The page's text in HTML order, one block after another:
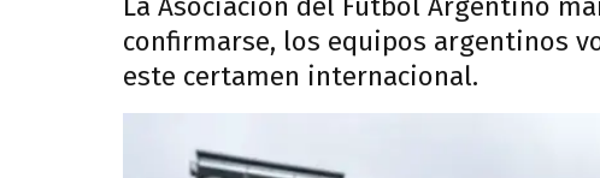
La Asociación del Fútbol Argentino
confirmarse, los equipos argentinos
este certamen internacional.